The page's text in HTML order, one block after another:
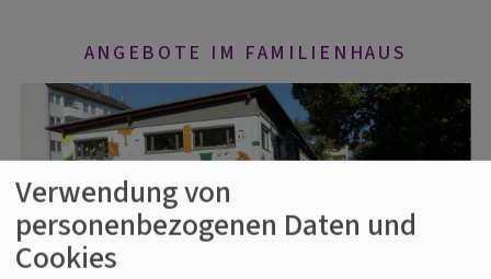
ANGEBOTE IM FAMILIENHAUS
STRAUBINGER ENTENRENNEN
Verwendung von
personenbezogenen Daten und
Cookies